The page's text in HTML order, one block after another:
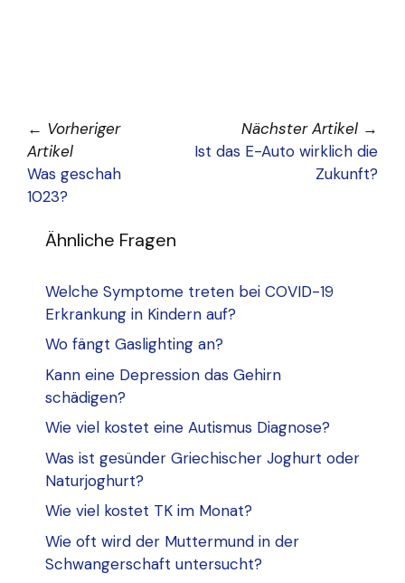
← Vorheriger
Artikel
Was geschah
1023?
Nächster Artikel →
Ist das E-Auto wirklich die
Zukunft?
Ähnliche Fragen
Welche Symptome treten bei COVID-19
Erkrankung in Kindern auf?
Wo fängt Gaslighting an?
Kann eine Depression das Gehirn
schädigen?
Wie viel kostet eine Autismus Diagnose?
Was ist gesünder Griechischer Joghurt oder
Naturjoghurt?
Wie viel kostet TK im Monat?
Wie oft wird der Muttermund in der
Schwangerschaft untersucht?